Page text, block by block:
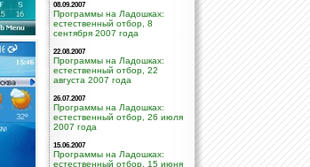
08.09.2007
Программы на Ладошках:
естественный отбор, 8
сентября 2007 года
22.08.2007
Программы на Ладошках:
естественный отбор, 22
августа 2007 года
26.07.2007
Программы на Ладошках:
естественный отбор, 26 июля
2007 года
15.06.2007
Программы на Ладошках:
естественный отбор, 15 июня